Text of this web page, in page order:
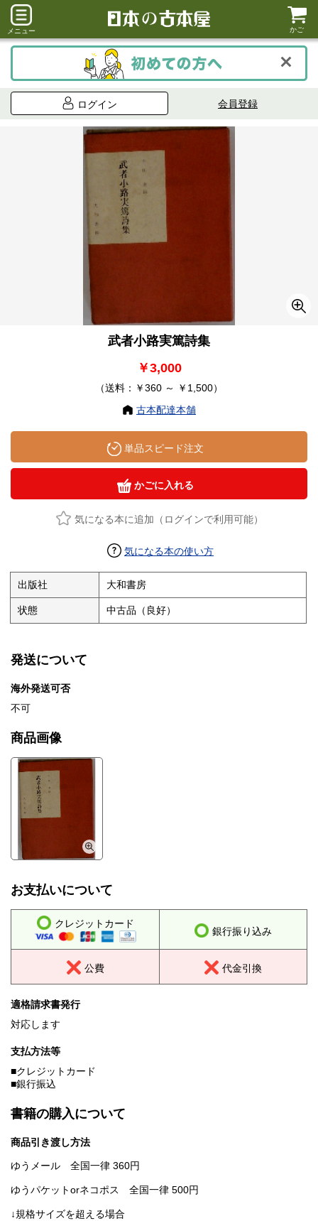
メニュー かご
ログイン 会員登録
武者小路実篤詩集
￥3,000
（送料：￥360 ～ ￥1,500）
古本配達本舗
単品スピード注文
かごに入れる
気になる本に追加（ログインで利用可能）
気になる本の使い方
出版社 大和書房
状態 中古品（良好）
発送について
海外発送可否
不可
商品画像
お支払いについて
クレジットカード
銀行振り込み
公費 代金引換
適格請求書発行
対応します
支払方法等
■クレジットカード
■銀行振込
書籍の購入について
商品引き渡し方法
ゆうメール 全国一律 360円
ゆうパケットorネコポス 全国一律 500円
↓規格サイズを超える場合